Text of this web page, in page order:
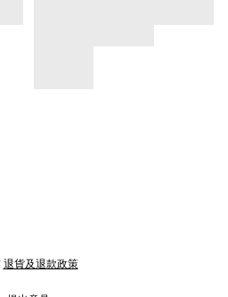
退貨及退款政策